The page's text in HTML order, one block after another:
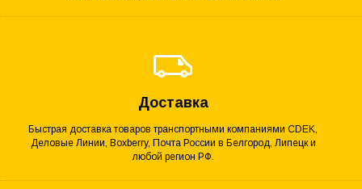
Доставка
Быстрая доставка товаров транспортными компаниями CDEK,
Деловые Линии, Boxberry, Почта России в Белгород, Липецк и
любой регион РФ.